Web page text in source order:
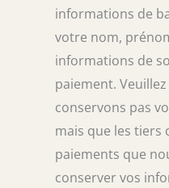
informations de
votre nom,
informations de
paiement.
conservons pas
mais que les tiers
paiements que
conserver vos